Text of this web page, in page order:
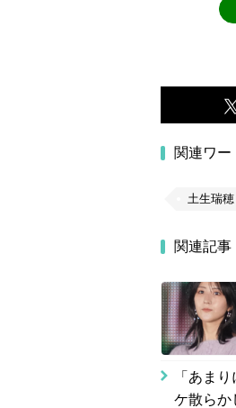
関連ワー
土生瑞穂
関連記事
「あま
ケ散らか